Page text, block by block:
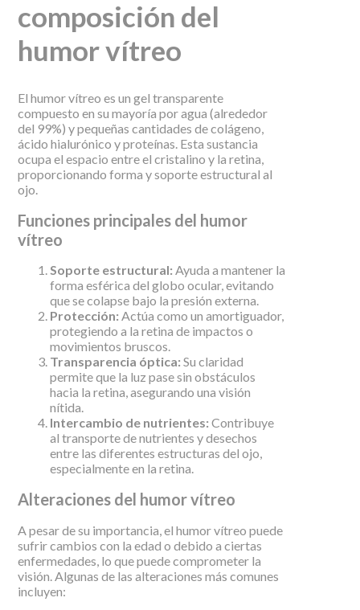
composición del
humor vítreo
El humor vítreo es un gel transparente
compuesto en su mayoría por agua (alrededor
del 99%) y pequeñas cantidades de colágeno,
ácido hialurónico y proteínas. Esta sustancia
ocupa el espacio entre el cristalino y la retina,
proporcionando forma y soporte estructural al
ojo.
Funciones principales del humor
vítreo
Soporte estructural: Ayuda a mantener la
forma esférica del globo ocular, evitando
que se colapse bajo la presión externa.
Protección: Actúa como un amortiguador,
protegiendo a la retina de impactos o
movimientos bruscos.
Transparencia óptica: Su claridad
permite que la luz pase sin obstáculos
hacia la retina, asegurando una visión
nítida.
Intercambio de nutrientes: Contribuye
al transporte de nutrientes y desechos
entre las diferentes estructuras del ojo,
especialmente en la retina.
Alteraciones del humor vítreo
A pesar de su importancia, el humor vítreo puede
sufrir cambios con la edad o debido a ciertas
enfermedades, lo que puede comprometer la
visión. Algunas de las alteraciones más comunes
incluyen: